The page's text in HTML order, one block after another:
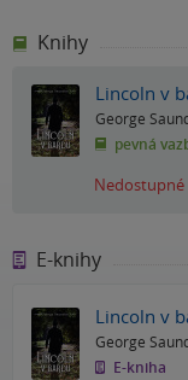
Knihy
Lincoln v
George
pevná
Nedostupné
E-knihy
Lincoln v
George
E-kniha